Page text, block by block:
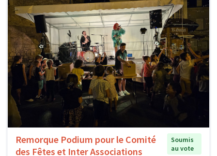
Remorque Podium pour le Comité
des Fêtes et Inter Associations
Soumis
au vote